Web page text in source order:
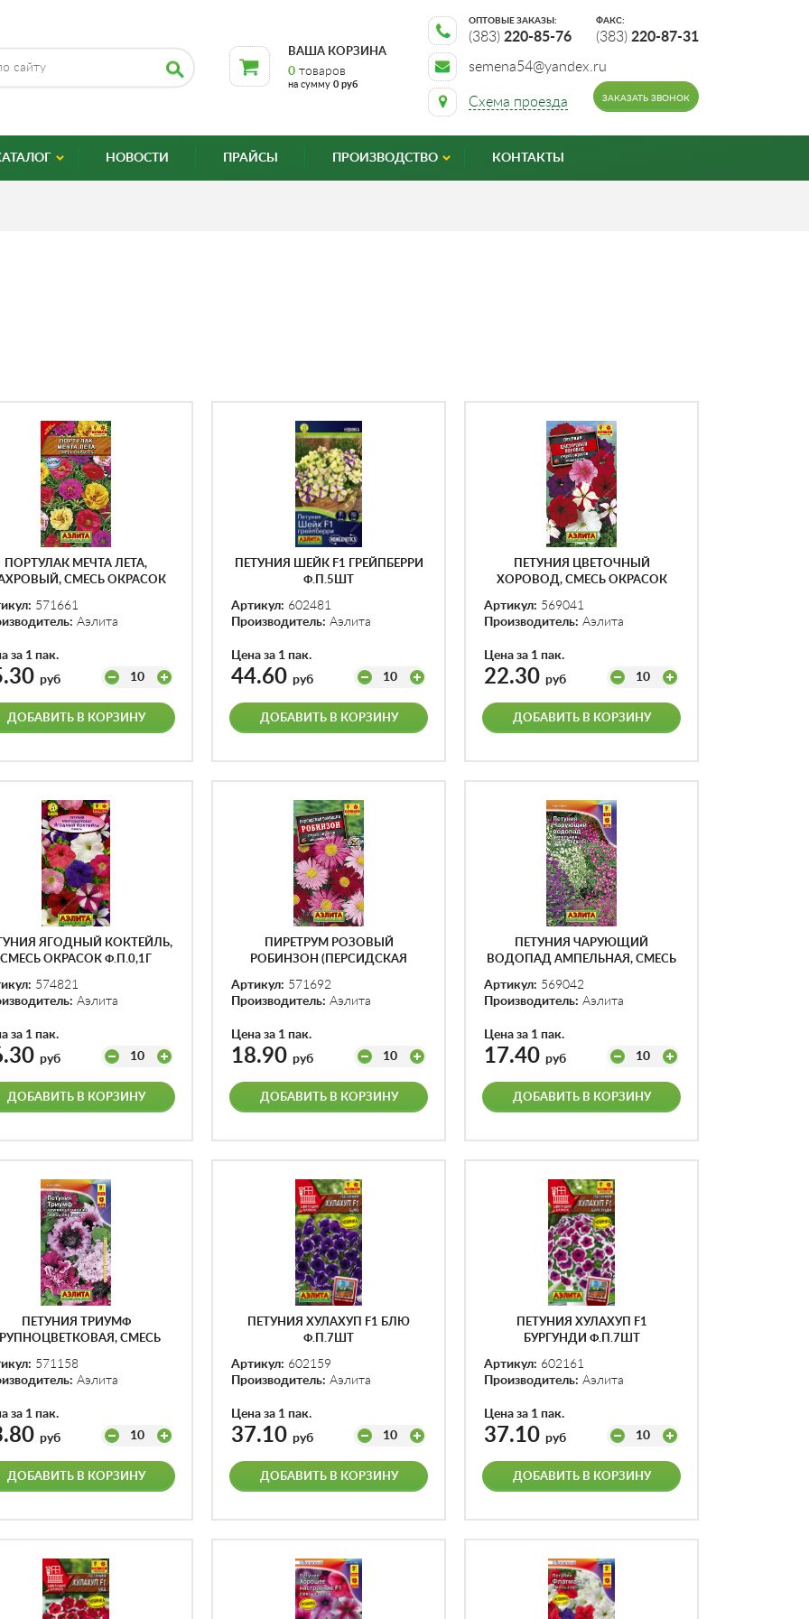
ВАША КОРЗИНА
0 товаров
на сумму 0 руб
Схема проезда
semena54@yandex.ru
ОПТОВЫЕ ЗАКАЗЫ:
(383) 220-85-76
ФАКС:
(383) 220-87-31
ЗАКАЗАТЬ ЗВОНОК
НОВОСТИ ПРАЙСЫ ПРОИЗВОДСТВО КОНТАКТЫ
ПОРТУЛАК МЕЧТА ЛЕТА,
СМЕСЬ ОКРАСОК
571661
Аэлита
за 1 пак.
руб 10
ДОБАВИТЬ В КОРЗИНУ
ПЕТУНИЯ ШЕЙК F1 ГРЕЙПБЕРРИ
Ф.П.5ШТ
Артикул: 602481
Производитель: Аэлита
Цена за 1 пак.
44.60 руб 10
ДОБАВИТЬ В КОРЗИНУ
ПЕТУНИЯ ЦВЕТОЧНЫЙ
ХОРОВОД, СМЕСЬ ОКРАСОК
Артикул: 569041
Производитель: Аэлита
Цена за 1 пак.
22.30 руб 10
ДОБАВИТЬ В КОРЗИНУ
ЯГОДНЫЙ КОКТЕЙЛЬ,
СМЕСЬ ОКРАСОК Ф.П.0,1Г
574821
Аэлита
за 1 пак.
руб 10
ДОБАВИТЬ В КОРЗИНУ
ПИРЕТРУМ РОЗОВЫЙ
РОБИНЗОН (ПЕРСИДСКАЯ
Артикул: 571692
Производитель: Аэлита
Цена за 1 пак.
18.90 руб 10
ДОБАВИТЬ В КОРЗИНУ
ПЕТУНИЯ ЧАРУЮЩИЙ
ВОДОПАД АМПЕЛЬНАЯ, СМЕСЬ
Артикул: 569042
Производитель: Аэлита
Цена за 1 пак.
17.40 руб 10
ДОБАВИТЬ В КОРЗИНУ
ПЕТУНИЯ ТРИУМФ
СМЕСЬ
571158
Аэлита
за 1 пак.
руб 10
ДОБАВИТЬ В КОРЗИНУ
ПЕТУНИЯ ХУЛАХУП F1 БЛЮ
Ф.П.7ШТ
Артикул: 602159
Производитель: Аэлита
Цена за 1 пак.
37.10 руб 10
ДОБАВИТЬ В КОРЗИНУ
ПЕТУНИЯ ХУЛАХУП F1
БУРГУНДИ Ф.П.7ШТ
Артикул: 602161
Производитель: Аэлита
Цена за 1 пак.
37.10 руб 10
ДОБАВИТЬ В КОРЗИНУ